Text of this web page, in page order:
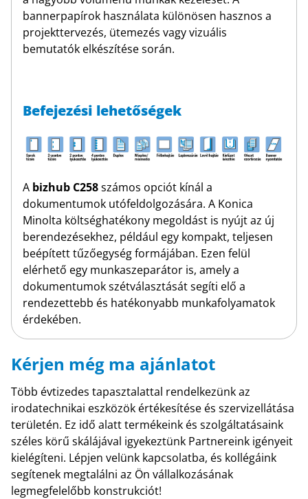
bannerpapírok használata különösen hasznos a
projekttervezés, ütemezés vagy vizuális
bemutatók elkészítése során.
Befejezési lehetőségek
A bizhub C258számos opciót kínál a
dokumentumok utófeldolgozására. A Konica
Minolta költséghatékony megoldást is nyújt az új
berendezésekhez, például egy kompakt, teljesen
beépített tűzőegység formájában. Ezen felül
elérhető egy munkaszeparátor is, amely a
dokumentumok szétválasztását segíti elő a
rendezettebb és hatékonyabb munkafolyamatok
érdekében.
Kérjen még ma ajánlatot
Több évtizedes tapasztalattal rendelkezünk az
irodatechnikai eszközök értékesítése és szervizellátása
területén. Ez idő alatt termékeink és szolgáltatásaink
széles körű skálájával igyekeztünk Partnereink igényeit
kielégíteni. Lépjen velünk kapcsolatba, és kollégáink
segítenek megtalálni az Ön vállalkozásának
legmegfelelőbb konstrukciót!